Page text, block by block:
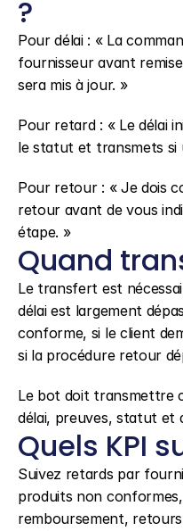
?
Pour délai : « La
fournisseur avant
sera mis à jour. »
Pour retard : « Le délai
le statut et transmets si
Pour retour : « Je dois
retour avant de vous
étape. »
Quand
Le transfert est
délai est largement
conforme, si le client
si la procédure retour
Le bot doit transmettre
délai, preuves, statut et
Quels KPI
Suivez retards par
produits non
remboursement,